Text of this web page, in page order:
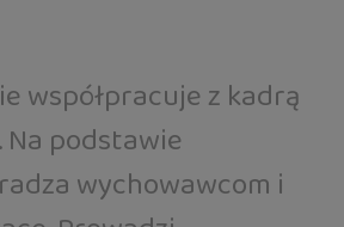
współpracuje z kadrą
podstawie
wychowawcom i